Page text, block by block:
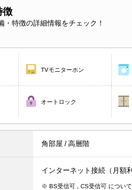
徴
・特徴の詳細情報をチェック！
TVモニターホン
オートロック
角部屋 /高層階
インターネット接続（月額
※ BS受信可 , CS受信可 につい